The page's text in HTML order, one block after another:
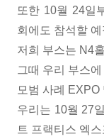
또한 10월 24일
회에도 참석할
저희 부스는 N4
그때 우리 부스
모범 사례 EXPO
우리는 10월 27
트 프랙티스 엑